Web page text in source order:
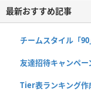
最新おすすめ記事
チームスタイル「
友達招待キャンペー
Tier表ランキング作